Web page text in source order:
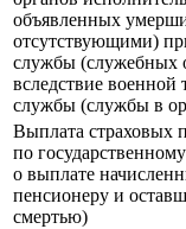
объявленных
отсутствующими)
службы (служебных
вследствие военной
службы (службы в
Выплата страховых
по
о выплате
пенсионеру и
смертью)